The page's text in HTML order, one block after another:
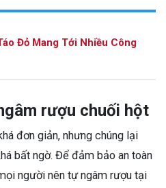
Đỏ Mang Tới Nhiều Công
rượu chuối hột
đơn giản, nhưng chúng lại
bất ngờ. Để đảm bảo an toàn
người nên tự ngâm rượu tại